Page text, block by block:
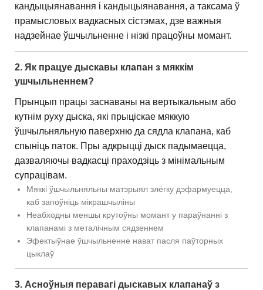
кандыцыянавання і кандыцыянавання, а таксама ў
прамысловых вадкасных сістэмах, дзе важныя
надзейнае ўшчыльненне і нізкі працоўны момант.
2. Як працуе дыскавы клапан з мяккім
ушчыльненнем?
Прынцып працы заснаваны на вертыкальным або
кутнім руху дыска, які прыціскае мяккую
ўшчыльняльную паверхню да сядла клапана, каб
спыніць паток. Пры адкрыцці дыск падымаецца,
дазваляючы вадкасці праходзіць з мінімальным
супрацівам.
Мяккі ўшчыльняльны матэрыял злёгку дэфармуецца,
каб запоўніць мікрашчыліны
Неабходны меншы крутоўны момант у параўнанні з
клапанамі з металічным сядзеннем
Эфектыўнае ўшчыльненне нават пасля паўторных
цыклаў
3. Асноўныя перавагі дыскавых клапанаў з